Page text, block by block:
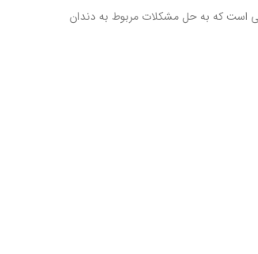
است که به حل مشکلات مربوط به دندان